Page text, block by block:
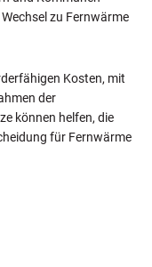
zu Fernwärme
Kosten, mit
der
können helfen, die
für Fernwärme